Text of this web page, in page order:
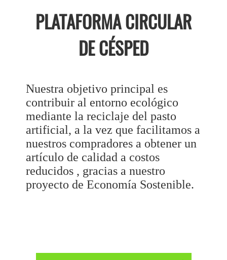
PLATAFORMA CIRCULAR
DE CÉSPED
Nuestra objetivo principal es
contribuir al entorno ecológico
mediante la reciclaje del pasto
artificial, a la vez que facilitamos a
nuestros compradores a obtener un
artículo de calidad a costos
reducidos , gracias a nuestro
proyecto de Economía Sostenible.